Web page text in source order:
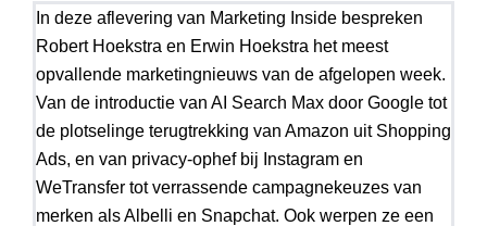
In deze aflevering van Marketing Inside bespreken
Robert Hoekstra en Erwin Hoekstra het meest
opvallende marketingnieuws van de afgelopen week.
Van de introductie van AI Search Max door Google tot
de plotselinge terugtrekking van Amazon uit Shopping
Ads, en van privacy-ophef bij Instagram en
WeTransfer tot verrassende campagnekeuzes van
merken als Albelli en Snapchat. Ook werpen ze een